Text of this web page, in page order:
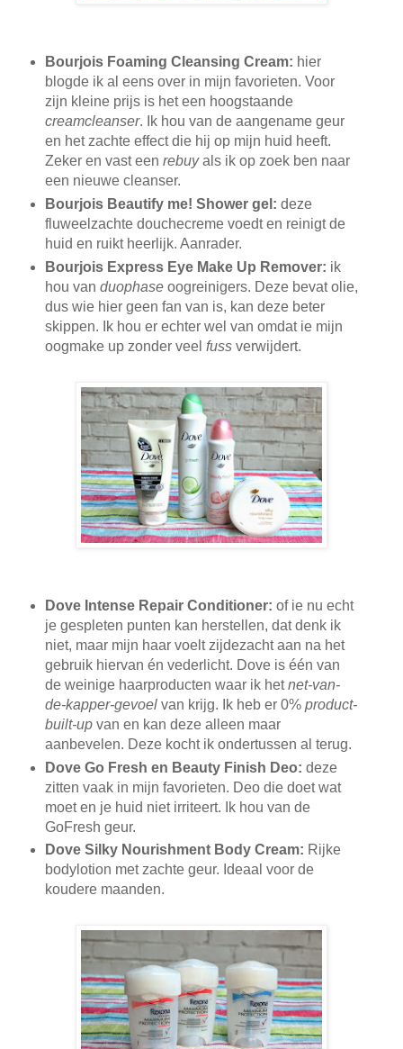
Bourjois Foaming Cleansing Cream: hier
blogde ik al eens over in mijn favorieten. Voor
zijn kleine prijs is het een hoogstaande
creamcleanser. Ik hou van de aangename geur
en het zachte effect die hij op mijn huid heeft.
Zeker en vast een rebuyals ik op zoek ben naar
een nieuwe cleanser.
Bourjois Beautify me! Shower gel: deze
fluweelzachte douchecreme voedt en reinigt de
huid en ruikt heerlijk. Aanrader.
Bourjois Express Eye Make Up Remover: ik
hou van duophaseoogreinigers. Deze bevat olie,
dus wie hier geen fan van is, kan deze beter
skippen. Ik hou er echter wel van omdat ie mijn
oogmake up zonder veel fussverwijdert.
Dove Intense Repair Conditioner: of ie nu echt
je gespleten punten kan herstellen, dat denk ik
niet, maar mijn haar voelt zijdezacht aan na het
gebruik hiervan én vederlicht. Dove is één van
de weinige haarproducten waar ik hetnet-van-
de-kapper-gevoel van krijg. Ik heb er 0% product-
built-upvan en kan deze alleen maar
aanbevelen. Deze kocht ik ondertussen al terug.
Dove Go Fresh en Beauty Finish Deo: deze
zitten vaak in mijn favorieten. Deo die doet wat
moet en je huid niet irriteert. Ik hou van de
GoFresh geur.
Dove Silky Nourishment Body Cream: Rijke
bodylotion met zachte geur. Ideaal voor de
koudere maanden.